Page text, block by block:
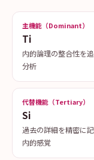
主機能（Dominant）
Ti
内的論理の整合性を
分析
代替機能（Tertiary）
Si
過去の詳細を精密に
内的感覚